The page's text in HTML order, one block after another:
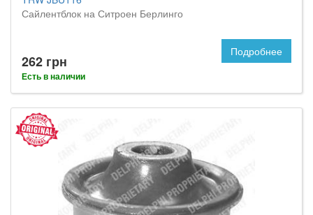
Сайлентблок на Ситроен Берлинго
262 грн
Есть в наличии
Подробнее